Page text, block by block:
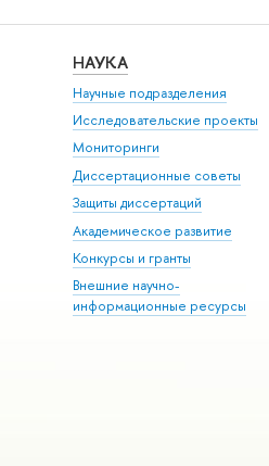
НАУКА
Научные подразделения
Исследовательские проекты
Мониторинги
Диссертационные советы
Защиты диссертаций
Академическое развитие
Конкурсы и гранты
Внешние научно-
информационные ресурсы